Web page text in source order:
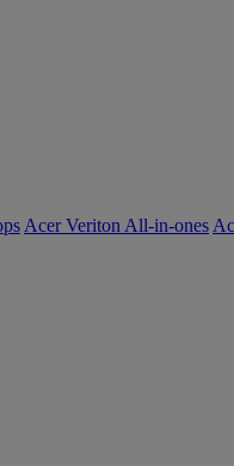
Acer Veriton All-in-ones